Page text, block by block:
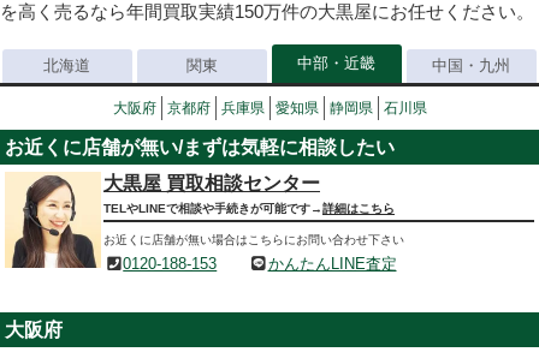
を高く売るなら年間買取実績150万件の大黒屋にお任せください。
北海道 関東 中部・近畿 中国・九州
大阪府 京都府 兵庫県 愛知県 静岡県 石川県
お近くに店舗が無い/まずは気軽に相談したい
大黒屋 買取相談センター
TELやLINEで相談や手続きが可能です→詳細はこちら
お近くに店舗が無い場合はこちらにお問い合わせ下さい
0120-188-153 かんたんLINE査定
大阪府